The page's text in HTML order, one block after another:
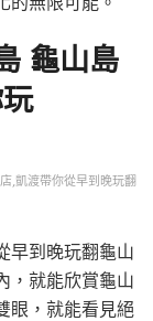
龜山島
,凱渡帶你從早到晚玩翻
早到晚玩翻龜山
，就能欣賞龜山
眼，就能看見絕